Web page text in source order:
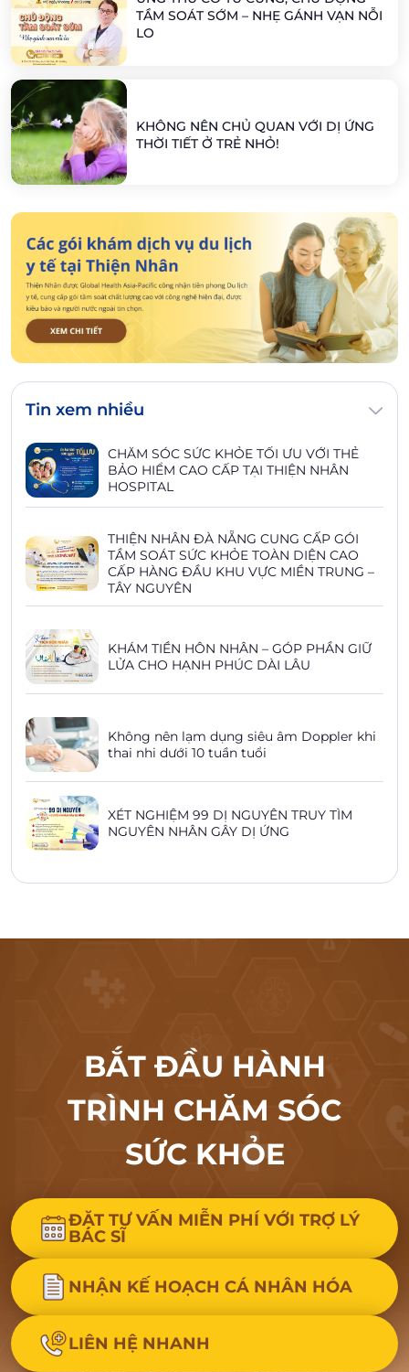
TẦM SOÁT SỚM – NHẸ GÁNH VẠN NỖI
LO
KHÔNG NÊN CHỦ QUAN VỚI DỊ ỨNG
THỜI TIẾT Ở TRẺ NHỎ!
Tin xem nhiều
CHĂM SÓC SỨC KHỎE TỐI ƯU VỚI THẺ
BẢO HIỂM CAO CẤP TẠI THIỆN NHÂN
HOSPITAL
THIỆN NHÂN ĐÀ NẴNG CUNG CẤP GÓI
TẦM SOÁT SỨC KHỎE TOÀN DIỆN CAO
CẤP HÀNG ĐẦU KHU VỰC MIỀN TRUNG –
TÂY NGUYÊN
KHÁM TIỀN HÔN NHÂN – GÓP PHẦN GIỮ
LỬA CHO HẠNH PHÚC DÀI LÂU
Không nên lạm dụng siêu âm Doppler khi
thai nhi dưới 10 tuần tuổi
XÉT NGHIỆM 99 DỊ NGUYÊN TRUY TÌM
NGUYÊN NHÂN GÂY DỊ ỨNG
BẮT ĐẦU HÀNH
TRÌNH CHĂM SÓC
SỨC KHỎE
ĐẶT TƯ VẤN MIỄN PHÍ VỚI TRỢ LÝ
BÁC SĨ
NHẬN KẾ HOẠCH CÁ NHÂN HÓA
LIÊN HỆ NHANH